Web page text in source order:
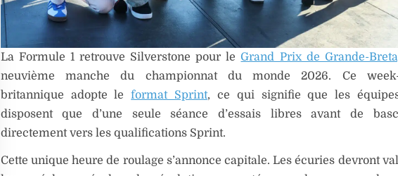
La Formule 1 retrouve Silverstone pour leGrand Prix de Grande-
neuvième manche du championnat du monde 2026. Ce
britannique adopte leformat Sprint, ce qui signifie que les
disposent que d’une seule séance d’essais libres avant de
directement vers les qualifications Sprint.
Cette unique heure de roulage s’annonce capitale. Les écuries devront